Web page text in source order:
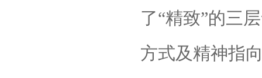
了“精致”的三
方式及精神指